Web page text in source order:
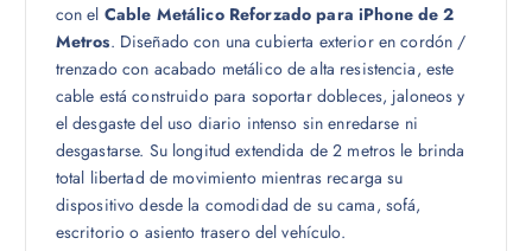
con el Cable Metálico Reforzado para iPhone de 2
Metros. Diseñado con una cubierta exterior en cordón /
trenzado con acabado metálico de alta resistencia, este
cable está construido para soportar dobleces, jaloneos y
el desgaste del uso diario intenso sin enredarse ni
desgastarse. Su longitud extendida de 2 metros le brinda
total libertad de movimiento mientras recarga su
dispositivo desde la comodidad de su cama, sofá,
escritorio o asiento trasero del vehículo.